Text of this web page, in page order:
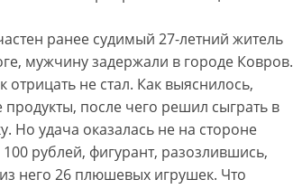
ранее судимый 27-летний житель
мужчину задержали в городе Ковров.
не стал. Как выяснилось,
после чего решил сыграть в
Но удача оказалась не на стороне
рублей, фигурант, разозлившись,
него 26 плюшевых игрушек. Что